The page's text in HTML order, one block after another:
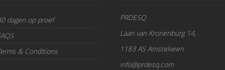
dagen op proef
& Conditions
PRDESQ
Laan van Kronenburg 14,
1183 AS Amstelveen
info@prdesq.com